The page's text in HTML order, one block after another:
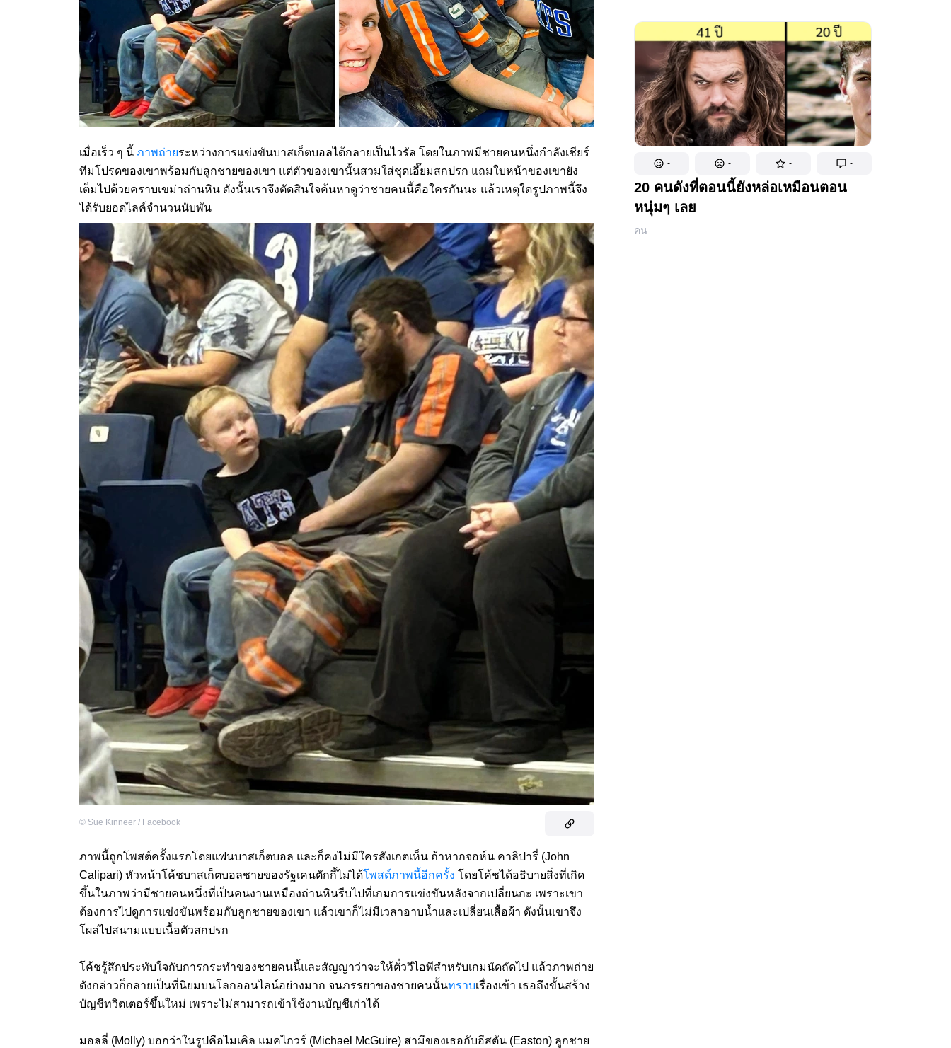
- - - -
20 คนดังที่ตอนนี้ยังหล่อเหมือนตอน
หนุ่มๆ เลย
คน
เมื่อเร็ว ๆ นี้ ภาพถ่ายระหว่างการแข่งขันบาสเก็ตบอลได้กลายเป็นไวรัล โดยในภาพมีชายคนหนึ่งกำลังเชียร์
ทีมโปรดของเขาพร้อมกับลูกชายของเขา แต่ตัวของเขานั้นสวมใส่ชุดเอี๊ยมสกปรก แถมใบหน้าของเขายัง
เต็มไปด้วยคราบเขม่าถ่านหิน ดังนั้นเราจึงตัดสินใจค้นหาดูว่าชายคนนี้คือใครกันนะ แล้วเหตุใดรูปภาพนี้จึง
ได้รับยอดไลค์จำนวนนับพัน
© Sue Kinneer / Facebook
ภาพนี้ถูกโพสต์ครั้งแรกโดยแฟนบาสเก็ตบอล และก็คงไม่มีใครสังเกตเห็น ถ้าหากจอห์น คาลิปารี่ (John
Calipari) หัวหน้าโค้ชบาสเก็ตบอลชายของรัฐเคนตักกี้ไม่ได้โพสต์ภาพนี้อีกครั้ง โดยโค้ชได้อธิบายสิ่งที่เกิด
ขึ้นในภาพว่ามีชายคนหนึ่งที่เป็นคนงานเหมืองถ่านหินรีบไปที่เกมการแข่งขันหลังจากเปลี่ยนกะ เพราะเขา
ต้องการไปดูการแข่งขันพร้อมกับลูกชายของเขา แล้วเขาก็ไม่มีเวลาอาบน้ำและเปลี่ยนเสื้อผ้า ดังนั้นเขาจึง
โผล่ไปสนามแบบเนื้อตัวสกปรก
โค้ชรู้สึกประทับใจกับการกระทำของชายคนนี้และสัญญาว่าจะให้ตั๋ววีไอพีสำหรับเกมนัดถัดไป แล้วภาพถ่าย
ดังกล่าวก็กลายเป็นที่นิยมบนโลกออนไลน์อย่างมาก จนภรรยาของชายคนนั้นทราบเรื่องเข้า เธอถึงขั้นสร้าง
บัญชีทวิตเตอร์ขึ้นใหม่ เพราะไม่สามารถเข้าใช้งานบัญชีเก่าได้
มอลลี่ (Molly) บอกว่าในรูปคือไมเคิล แมคไกวร์ (Michael McGuire) สามีของเธอกับอีสตัน (Easton) ลูกชาย